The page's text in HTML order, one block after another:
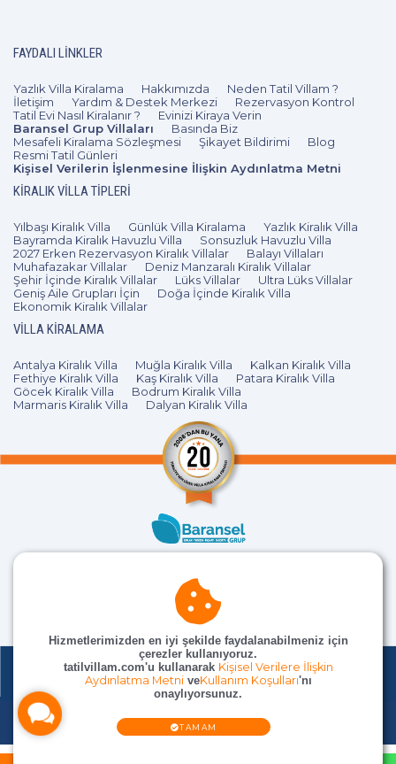
FAYDALI LINKLER
Yazlık Villa Kiralama Hakkımızda
Neden Tatil Villam ?
İletişim
Yardım & Destek Merkezi
Rezervasyon Kontrol
Tatil Evi Nasıl Kiralanır ?
Evinizi Kiraya Verin
Baransel Grup Villaları
Basında Biz
Mesafeli Kiralama Sözleşmesi
Şikayet Bildirimi
Blog
Resmi Tatil Günleri
Kişisel Verilerin İşlenmesine İlişkin Aydınlatma Metni
KIRALIK VILLA TIPLERI
Yılbaşı Kiralık Villa Günlük Villa Kiralama
Yazlık Kiralık Villa
Bayramda Kiralık Havuzlu Villa
Sonsuzluk Havuzlu Villa
2027 Erken Rezervasyon Kiralık Villalar
Balayı Villaları
Muhafazakar Villalar
Deniz Manzaralı Kiralık Villalar
Şehir İçinde Kiralık Villalar
Lüks Villalar
Ultra Lüks Villalar
Geniş Aile Grupları İçin
Doğa İçinde Kiralık Villa
Ekonomik Kiralık Villalar
VILLA KIRALAMA
Antalya Kiralık Villa Muğla Kiralık Villa
Kalkan Kiralık Villa
Fethiye Kiralık Villa
Kaş Kiralık Villa
Patara Kiralık Villa
Göcek Kiralık Villa
Bodrum Kiralık Villa
Marmaris Kiralık Villa
Dalyan Kiralık Villa
© TatilVillam Tüm Hakları Saklıdır
Hizmetlerimizden en iyi şekilde faydalanabilmeniz için
çerezler kullanıyoruz.
tatilvillam.com'u kullanarak Kişisel Verilere İlişkin
Aydınlatma MetniveKullanım Koşulları'nı
onaylıyorsunuz.
TAMAM